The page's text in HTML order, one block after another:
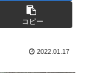
コピー
2022.01.17